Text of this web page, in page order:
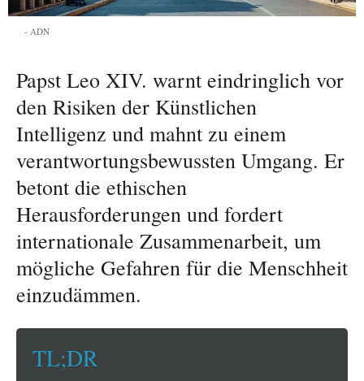
ADN
Papst Leo XIV. warnt eindringlich vor
den Risiken der Künstlichen
Intelligenz und mahnt zu einem
verantwortungsbewussten Umgang. Er
betont die ethischen
Herausforderungen und fordert
internationale Zusammenarbeit, um
mögliche Gefahren für die Menschheit
einzudämmen.
TL;DR